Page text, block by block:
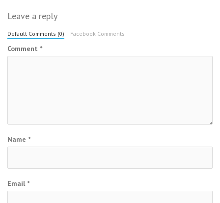
Leave a reply
Default Comments (0) Facebook Comments
Comment *
Name *
Email *